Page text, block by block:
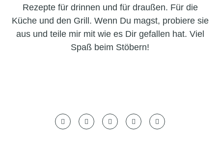
Rezepte für drinnen und für draußen. Für die
Küche und den Grill. Wenn Du magst, probiere sie
aus und teile mir mit wie es Dir gefallen hat. Viel
Spaß beim Stöbern!